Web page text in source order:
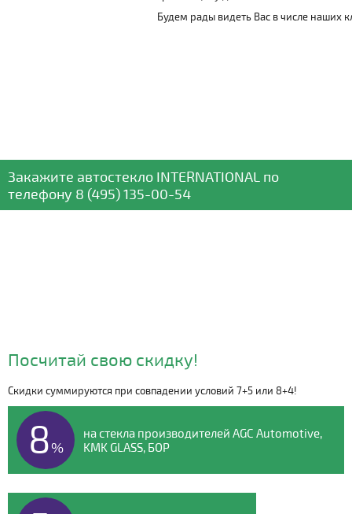
Будем рады видеть Вас в числе наших
Закажите автостекло INTERNATIONAL по
телефону 8 (495) 135-00-54
Видео о компании
Посчитай свою скидку!
Скидки суммируются при совпадении условий 7+5 или 8+4!
8%
на стекла производителей AGC Automotive,
KMK GLASS, БОР